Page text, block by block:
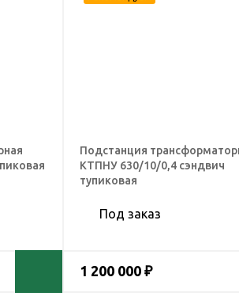
Подстанция
КТПНУ 630/10/0,4 сэндвич
тупиковая
Под заказ
1 200 000 ₽